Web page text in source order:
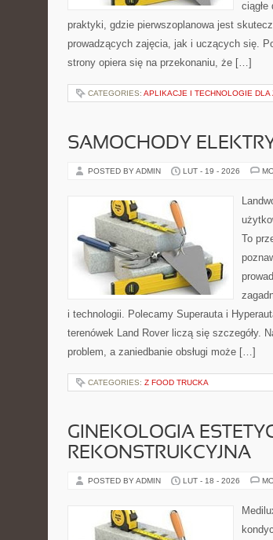
praktyki, gdzie pierwszoplanowa jest
prowadzących zajęcia, jak i uczących się.
strony opiera się na przekonaniu, że […]
CATEGORIES: APLIKACJE I TECHNOLOGIE DLA
SAMOCHODY
POSTED BY ADMIN LUT - 19 - 2026
To
i technologii. Polecamy Superauta i
terenówek Land Rover liczą się szczegóły.
problem, a zaniedbanie obsługi może […]
CATEGORIES: Z FOOD TRUCKA
GINEKOLOGIA
REKONSTRUKCYJNA
POSTED BY ADMIN LUT - 18 - 2026